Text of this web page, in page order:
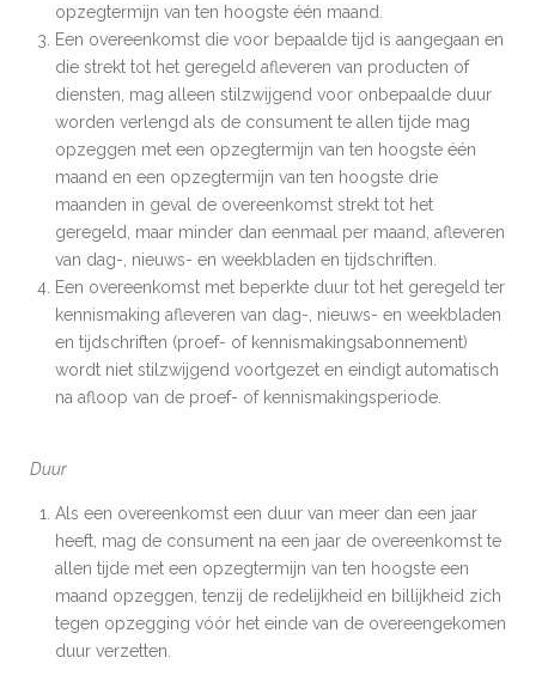
opzegtermijn van ten hoogste één maand.
Een overeenkomst die voor bepaalde tijd is aangegaan en
die strekt tot het geregeld afleveren van producten of
diensten, mag alleen stilzwijgend voor onbepaalde duur
worden verlengd als de consument te allen tijde mag
opzeggen met een opzegtermijn van ten hoogste één
maand en een opzegtermijn van ten hoogste drie
maanden in geval de overeenkomst strekt tot het
geregeld, maar minder dan eenmaal per maand, afleveren
van dag-, nieuws- en weekbladen en tijdschriften.
Een overeenkomst met beperkte duur tot het geregeld ter
kennismaking afleveren van dag-, nieuws- en weekbladen
en tijdschriften (proef- of kennismakingsabonnement)
wordt niet stilzwijgend voortgezet en eindigt automatisch
na afloop van de proef- of kennismakingsperiode.
Duur
Als een overeenkomst een duur van meer dan een jaar
heeft, mag de consument na een jaar de overeenkomst te
allen tijde met een opzegtermijn van ten hoogste een
maand opzeggen, tenzij de redelijkheid en billijkheid zich
tegen opzegging vóór het einde van de overeengekomen
duur verzetten.